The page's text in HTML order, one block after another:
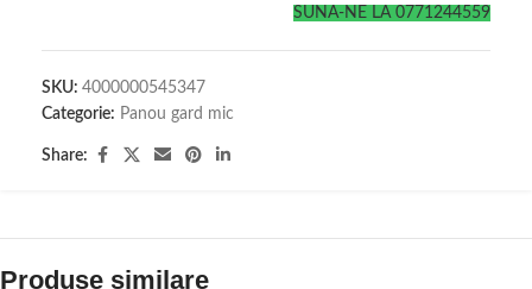
SUNA-NE LA 0771244559
SKU: 4000000545347
Categorie: Panou gard mic
Share:
Produse similare